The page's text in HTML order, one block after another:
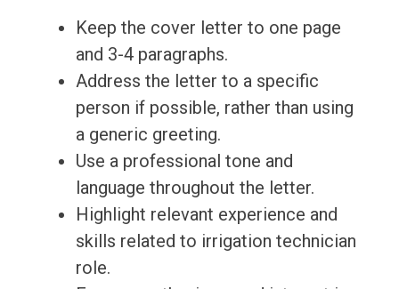
Keep the cover letter to one page
and 3-4 paragraphs.
Address the letter to a specific
person if possible, rather than using
a generic greeting.
Use a professional tone and
language throughout the letter.
Highlight relevant experience and
skills related to irrigation technician
role.